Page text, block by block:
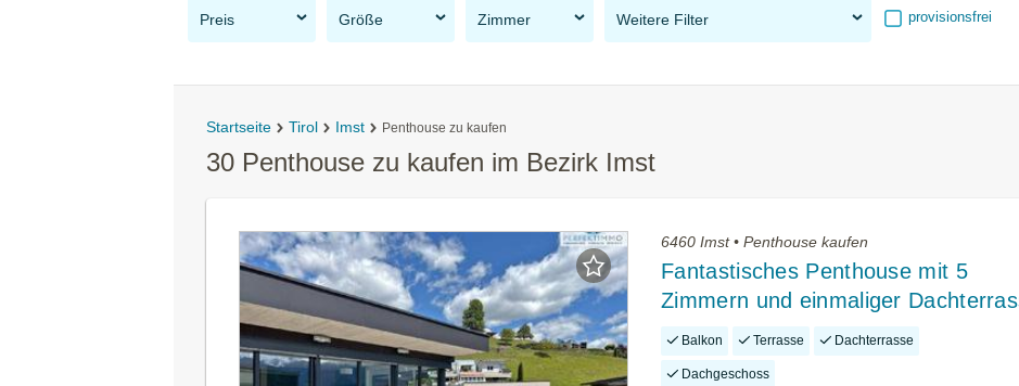
Preis Größe Zimmer Weitere Filter provisionsfrei
Startseite Tirol Imst Penthouse zu kaufen
30 Penthouse zu kaufen im Bezirk Imst
6460 Imst • Penthouse kaufen
Fantastisches Penthouse mit 5
Zimmern und einmaliger
Balkon Terrasse Dachterrasse
Dachgeschoss